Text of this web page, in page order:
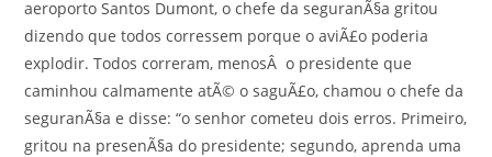
aeroporto Santos Dumont, o chefe da seguranÃ§a gritou
dizendo que todos corressem porque o aviÃ£o poderia
explodir. Todos correram, menosÂ o presidente que
caminhou calmamente atÃ© o saguÃ£o, chamou o chefe da
seguranÃ§a e disse: “o senhor cometeu dois erros. Primeiro,
gritou na presenÃ§a do presidente; segundo, aprenda uma